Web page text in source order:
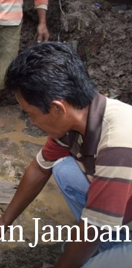
Jamban